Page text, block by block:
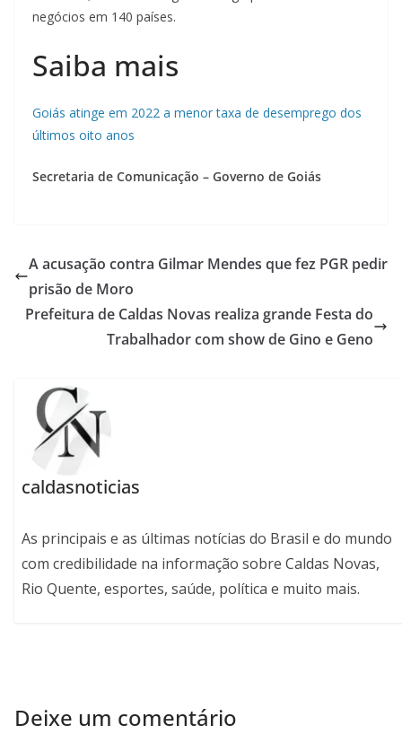
negócios em 140 países.
Saiba mais
Goiás atinge em 2022 a menor taxa de desemprego dos
últimos oito anos
Secretaria de Comunicação – Governo de Goiás
A acusação contra Gilmar Mendes que fez PGR pedir
prisão de Moro
Prefeitura de Caldas Novas realiza grande Festa do
Trabalhador com show de Gino e Geno
caldasnoticias
As principais e as últimas notícias do Brasil e do mundo
com credibilidade na informação sobre Caldas Novas,
Rio Quente, esportes, saúde, política e muito mais.
Deixe um comentário